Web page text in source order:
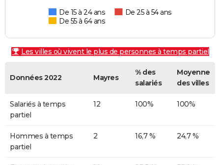
De 15 à 24 ans
De 25 à 54 ans
De 55 à 64 ans
Les villes où vivent le plus de personnes à temps partiel
Données 2022 Mayres
% des
salariés
Moyenne
des villes
Salariés à temps
partiel
12 100% 100%
Hommes à temps
partiel
2 16,7 % 24,7 %